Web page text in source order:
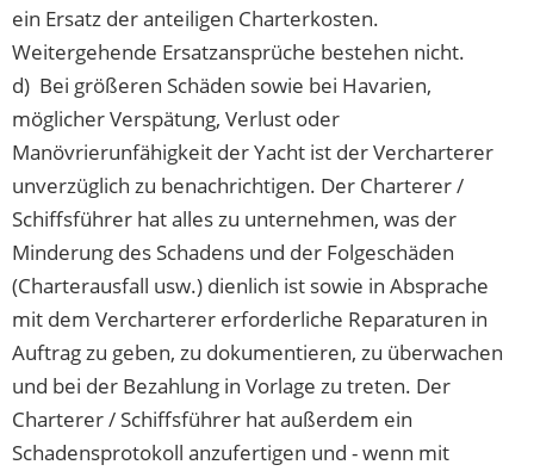
ein Ersatz der anteiligen Charterkosten.
Weitergehende Ersatzansprüche bestehen nicht.
d) Bei größeren Schäden sowie bei Havarien,
möglicher Verspätung, Verlust oder
Manövrierunfähigkeit der Yacht ist der Vercharterer
unverzüglich zu benachrichtigen. Der Charterer /
Schiffsführer hat alles zu unternehmen, was der
Minderung des Schadens und der Folgeschäden
(Charterausfall usw.) dienlich ist sowie in Absprache
mit dem Vercharterer erforderliche Reparaturen in
Auftrag zu geben, zu dokumentieren, zu überwachen
und bei der Bezahlung in Vorlage zu treten. Der
Charterer / Schiffsführer hat außerdem ein
Schadensprotokoll anzufertigen und - wenn mit